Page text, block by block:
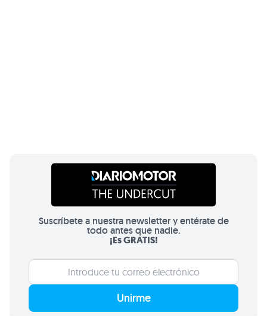
Suscríbete a nuestra newsletter y entérate de
todo antes que nadie.
¡Es GRATIS!
Unirme